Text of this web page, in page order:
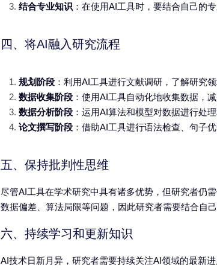
结合专业知识 ：在使用AI工具时，要结合自己的
四、将AI融入研究流程
规划阶段 ：利用AI工具进行文献调研，了解研究
数据收集阶段 ：使用AI工具自动化地收集数据，
数据分析阶段 ：运用AI算法和模型对数据进行处
论文撰写阶段 ：借助AI工具进行语法检查、句子
五、保持批判性思维
尽管AI工具在学术研究中具有诸多优势，但研究者仍
数据偏差、算法局限等问题，因此研究者需要结合自
六、持续学习和更新知识
AI技术日新月异，研究者需要持续关注AI领域的最新